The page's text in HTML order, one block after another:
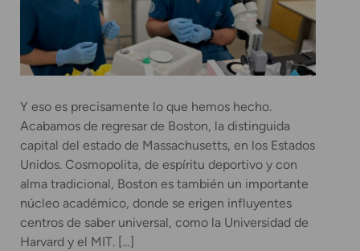
Y eso es precisamente lo que hemos hecho.
Acabamos de regresar de Boston, la distinguida
capital del estado de Massachusetts, en los Estados
Unidos. Cosmopolita, de espíritu deportivo y con
alma tradicional, Boston es también un importante
núcleo académico, donde se erigen influyentes
centros de saber universal, como la Universidad de
Harvard y el MIT. […]